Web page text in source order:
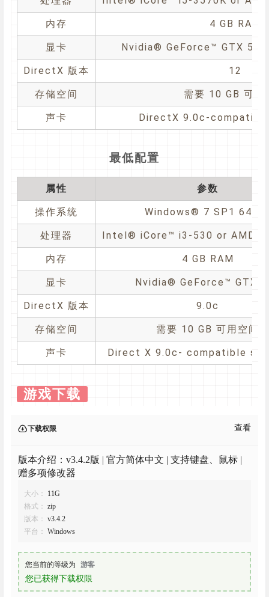
内存 4 GB RAM
显卡 Nvidia® GeForce™ GTX
DirectX 版本 12
存储空间 需要 10 GB 可用
声卡 DirectX 9.0c-
最低配置
属性 参数
操作系统 Windows® 7 SP1 64
处理器 Intel® iCore™ i3-530 or AMD®
内存 4 GB RAM
显卡 Nvidia® GeForce™ GTX
DirectX 版本 9.0c
存储空间 需要 10 GB 可用空间
声卡 Direct X 9.0c- compatible
游戏下载
下载权限 查看
版本介绍：v3.4.2版 | 官方简体中文 | 支持键盘、鼠标 |
赠多项修改器
大小：
11G
格式： zip
版本： v3.4.2
平台： Windows
您当前的等级为 游客
您已获得下载权限